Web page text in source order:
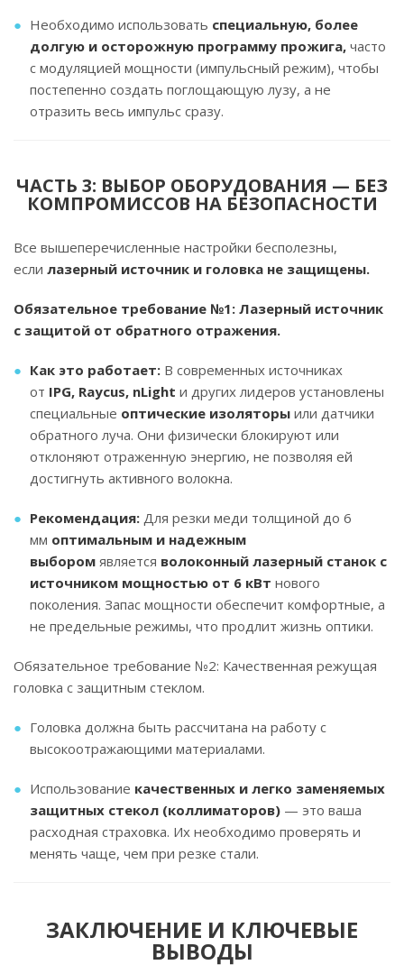
Необходимо использовать специальную, более
долгую и осторожную программу прожига, часто
с модуляцией мощности (импульсный режим), чтобы
постепенно создать поглощающую лузу, а не
отразить весь импульс сразу.
ЧАСТЬ 3: ВЫБОР ОБОРУДОВАНИЯ — БЕЗ
КОМПРОМИССОВ НА БЕЗОПАСНОСТИ
Все вышеперечисленные настройки бесполезны,
если лазерный источник и головка не защищены.
Обязательное требование №1: Лазерный источник
с защитой от обратного отражения.
Как это работает: В современных источниках
от IPG, Raycus, nLight и других лидеров установлены
специальные оптические изоляторы или датчики
обратного луча. Они физически блокируют или
отклоняют отраженную энергию, не позволяя ей
достигнуть активного волокна.
Рекомендация: Для резки меди толщиной до 6
мм оптимальным и надежным
выбором является волоконный лазерный станок с
источником мощностью от 6 кВт нового
поколения. Запас мощности обеспечит комфортные, а
не предельные режимы, что продлит жизнь оптики.
Обязательное требование №2: Качественная режущая
головка с защитным стеклом.
Головка должна быть рассчитана на работу с
высокоотражающими материалами.
Использование качественных и легко заменяемых
защитных стекол (коллиматоров) — это ваша
расходная страховка. Их необходимо проверять и
менять чаще, чем при резке стали.
ЗАКЛЮЧЕНИЕ И КЛЮЧЕВЫЕ
ВЫВОДЫ